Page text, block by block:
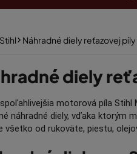
Náhradné diely reťazovej píly
diely
motorová píla
náhradné diely, vďaka ktorým
všetko od rukoväte, piestu,